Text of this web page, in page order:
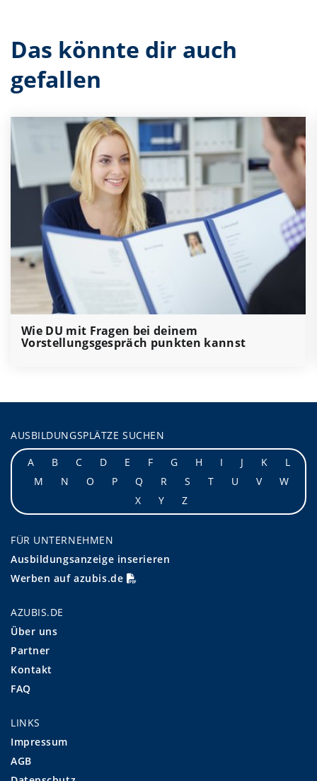
Das könnte dir auch
gefallen
Wie DU mit Fragen bei deinem
Vorstellungsgespräch punkten kannst
AUSBILDUNGSPLÄTZE SUCHEN
A
B C D E F G H I J K
L
M
N O P Q R S T U V
W
X
Y Z
FÜR UNTERNEHMEN
Ausbildungsanzeige inserieren
Werben auf azubis.de
AZUBIS.DE
Über uns
Partner
Kontakt
FAQ
LINKS
Impressum
AGB